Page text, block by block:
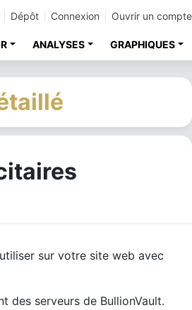
Dépôt Connexion Ouvrir un compte
ANALYSES GRAPHIQUES
sur votre site web avec
des serveurs de BullionVault.